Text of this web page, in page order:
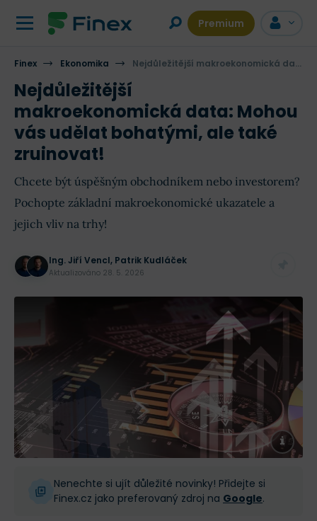
Premium
Finex Ekonomika Nejdůležitější makroekonomická data: Mohou vás udělat bohatými, ale také zruinovat!
Nejdůležitější
makroekonomická data: Mohou
vás udělat bohatými, ale také
zruinovat!
Chcete být úspěšným obchodníkem nebo investorem?
Pochopte základní makroekonomické ukazatele a
jejich vliv na trhy!
Ing. Jiří Vencl, Patrik Kudláček
Aktualizováno 28. 5. 2026
Nenechte si ujít důležité novinky! Přidejte si
Finex.cz jako preferovaný zdroj na Google.